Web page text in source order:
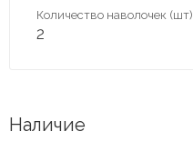
Количество наволочек (шт)
2
Наличие